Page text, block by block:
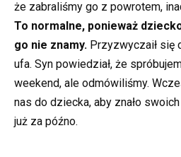
że zabraliśmy go z powrotem,
To normalne, ponieważ
go nie znamy. Przyzwyczaił się
ufa. Syn powiedział, że
weekend, ale odmówiliśmy.
nas do dziecka, aby znało
już za późno.